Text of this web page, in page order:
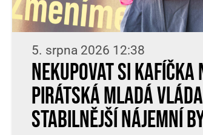
5. srpna 2026 12:38
Nekupovat si
Pirátská Mladá
stabilnější nájemní